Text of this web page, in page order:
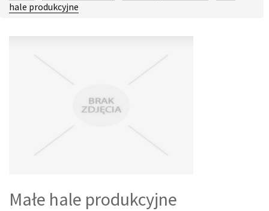
PROJEKTOWANIE
REMONTY, ELEKTRYK, HYDRAULIK
LOKUM
hale produkcyjne
Małe hale produkcyjne